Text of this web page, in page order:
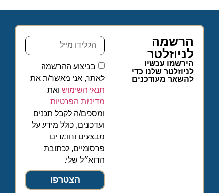
הרשמה
לניוזלטר
הירשמו עכשיו
לניוזלטר שלנו כדי
להשאר מעודכנים
בביצוע ההרשמה
לאתר, אני מאשר/ת את
תנאי השימוש ואת
מדיניות הפרטיות
ומסכים/ה לקבל תכנים
ועדכונים, כולל מידע על
מבצעים וחומרים
פרסומיים, לכתובת
הדוא״ל שלי.
הצטרפו